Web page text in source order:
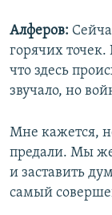
Алферов:
горячих
что здесь
звучало, но
Мне кажется,
предали. Мы
и заставить
самый